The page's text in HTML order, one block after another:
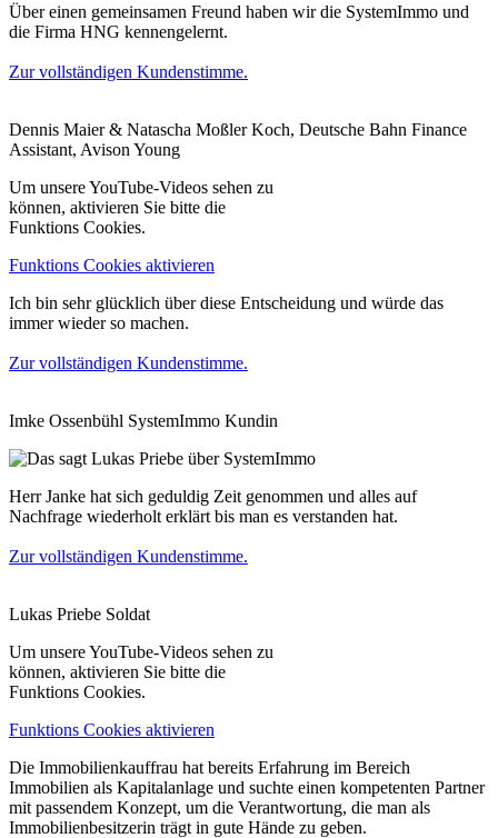
Über einen gemeinsamen Freund haben wir die SystemImmo und
die Firma HNG kennengelernt.
Zur vollständigen Kundenstimme.
Dennis Maier & Natascha MoßlerKoch, Deutsche Bahn Finance
Assistant, Avison Young
Um unsere YouTube-Videos sehen zu
können, aktivieren Sie bitte die
Funktions Cookies.
Funktions Cookies aktivieren
Ich bin sehr glücklich über diese Entscheidung und würde das
immer wieder so machen.
Zur vollständigen Kundenstimme.
Imke Ossenbühl SystemImmo Kundin
Herr Janke hat sich geduldig Zeit genommen und alles auf
Nachfrage wiederholt erklärt bis man es verstanden hat.
Zur vollständigen Kundenstimme.
Lukas Priebe Soldat
Um unsere YouTube-Videos sehen zu
können, aktivieren Sie bitte die
Funktions Cookies.
Funktions Cookies aktivieren
Die Immobilienkauffrau hat bereits Erfahrung im Bereich
Immobilien als Kapitalanlage und suchte einen kompetenten Partner
mit passendem Konzept, um die Verantwortung, die man als
Immobilienbesitzerin trägt in gute Hände zu geben.